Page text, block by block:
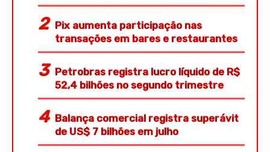
Pix aumenta participação nas
transações em bares e restaurantes
Petrobras registra lucro líquido de R$
52,4 bilhões no segundo trimestre
Balança comercial registra superávit
de US$ 7 bilhões em julho